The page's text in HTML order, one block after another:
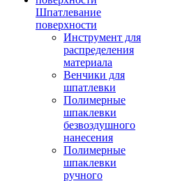
Шпатлевание
поверхности
Инструмент для
распределения
материала
Венчики для
шпатлевки
Полимерные
шпаклевки
безвоздушного
нанесения
Полимерные
шпаклевки
ручного